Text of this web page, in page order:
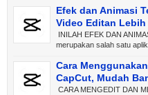
Efek dan Animasi
Video Editan Lebih
INILAH EFEK DAN
merupakan salah satu
Cara
CapCut, Mudah
CARA MENGEDIT DAN